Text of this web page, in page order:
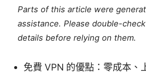
Parts of this article were
assistance. Please double-
details before relying on them.
免費 VPN 的優點：零成本、